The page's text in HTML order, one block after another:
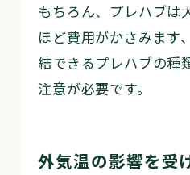
もちろん、プレハブは
ほど費用がかさみます
結できるプレハブの種
注意が必要です。
外気温の影響を受